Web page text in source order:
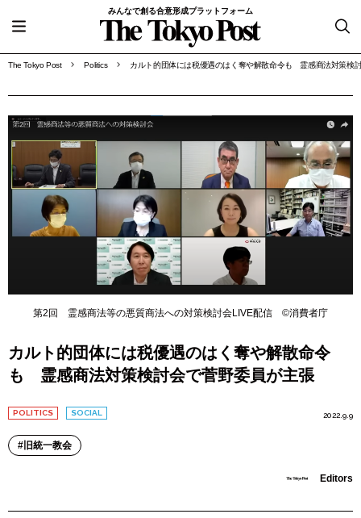
みんなで創る合意形成プラットフォーム
The Tokyo Post Politics カルト的団体には税優遇のはく奪や解散命令も 霊感商法対策検
第2回 霊感商法等の悪質商法への対策検討会LIVE配信 ©消費者庁
カルト的団体には税優遇のはく奪や解散命令
も 霊感商法対策検討会で菅野委員が主張
POLITICS SOCIAL 2022.9.9
旧統一教会
Editors